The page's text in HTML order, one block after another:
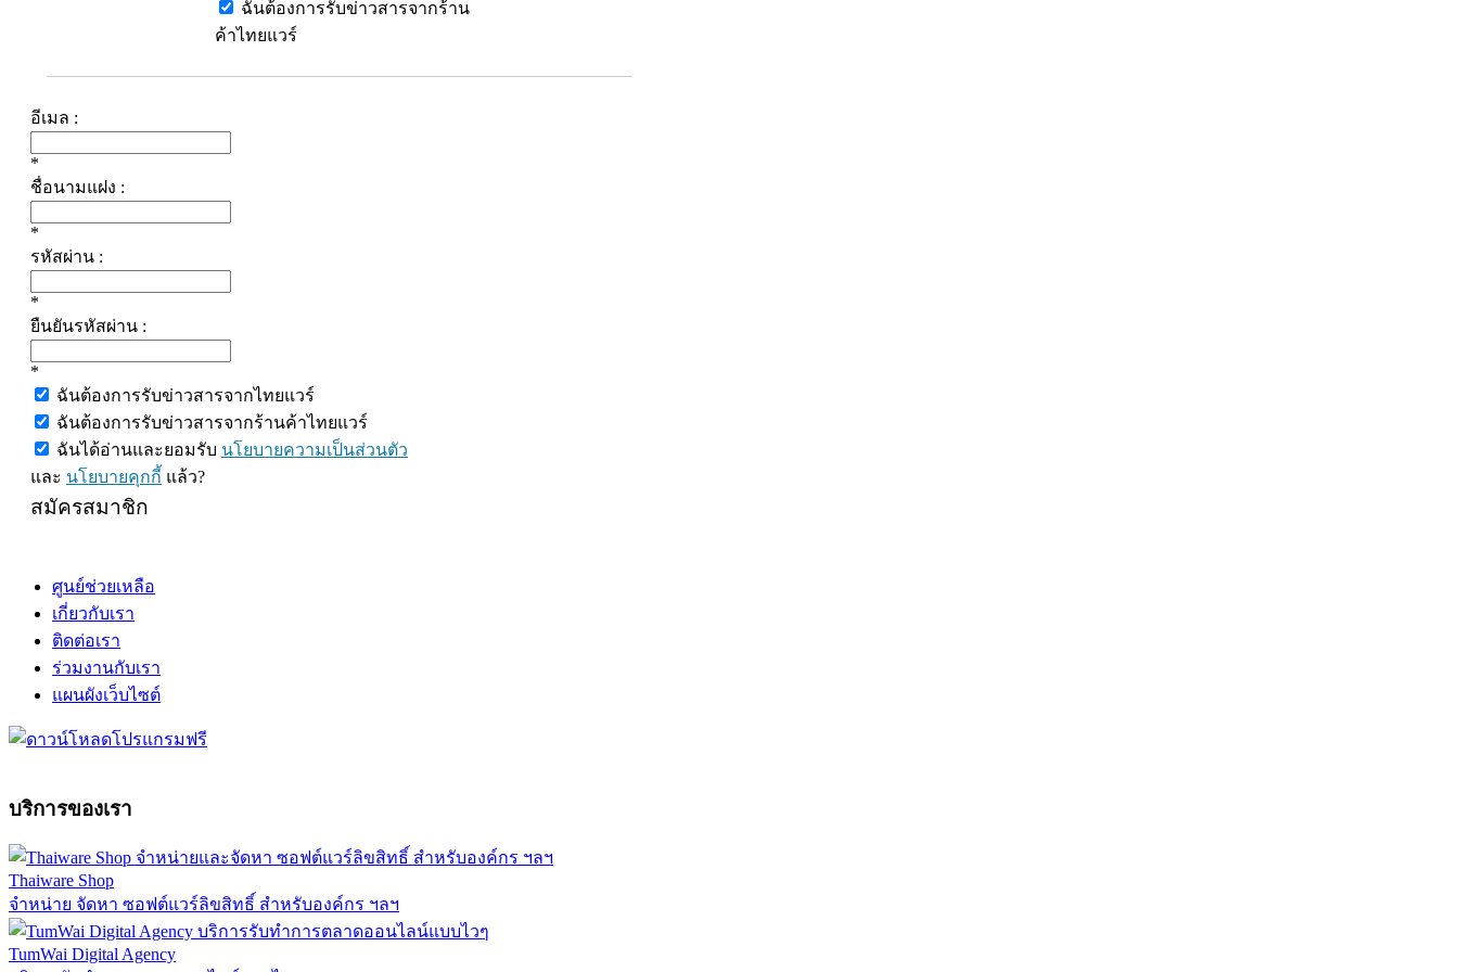
ฉันต้องการรับข่าวสารจากร้าน
ค้าไทยแวร์
อีเมล :
*
ชื่อนามแฝง :
*
รหัสผ่าน :
*
ยืนยันรหัสผ่าน :
*
ฉันต้องการรับข่าวสารจากไทยแวร์
ฉันต้องการรับข่าวสารจากร้านค้าไทยแวร์
ฉันได้อ่านและยอมรับ นโยบายความเป็นส่วนตัว
และ นโยบายคุกกี้ แล้ว?
สมัครสมาชิก
ศูนย์ช่วยเหลือ
เกี่ยวกับเรา
ติดต่อเรา
ร่วมงานกับเรา
แผนผังเว็บไซต์
บริการของเรา
Thaiware Shop
จำหน่าย จัดหา ซอฟต์แวร์ลิขสิทธิ์ สำหรับองค์กร ฯลฯ
TumWai Digital Agency